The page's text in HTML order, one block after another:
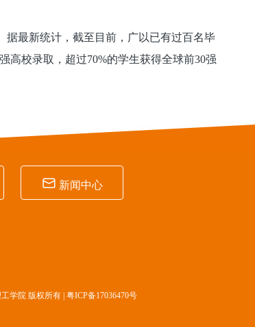
最新统计，截至目前，广以已有过百名毕
高校录取，超过70%的学生获得全球前30强
 新闻中心
学院 版权所有 | 粤ICP备17036470号